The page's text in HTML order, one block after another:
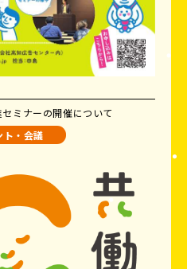
ミナーの開催について
ト・会議